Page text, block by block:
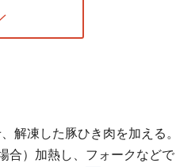
解凍した豚ひき肉を加える。
合）加熱し、フォークなどで